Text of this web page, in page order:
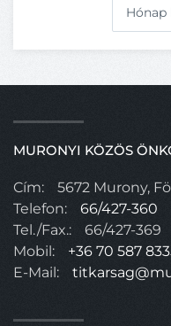
MURONYI KÖZÖS
Cím:
5672 Murony,
Telefon:
66/427-360
Tel./Fax.:
66/427-369
Mobil:
+36 70 587
E-Mail: